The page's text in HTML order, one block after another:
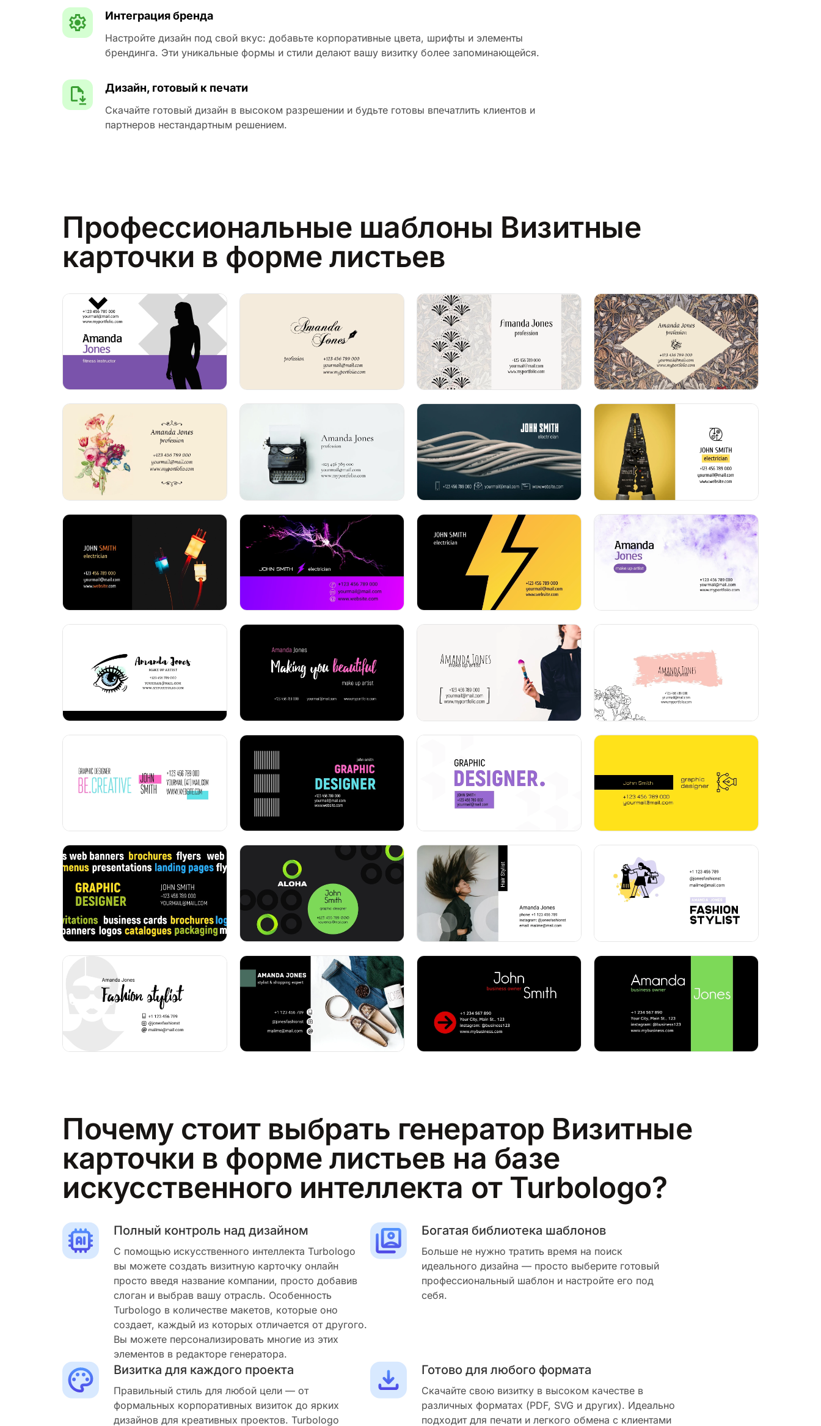
Интеграция бренда
Настройте дизайн под свой вкус: добавьте корпоративные цвета, шрифты и элементы
брендинга. Эти уникальные формы и стили делают вашу визитку более запоминающейся.
Дизайн, готовый к печати
Скачайте готовый дизайн в высоком разрешении и будьте готовы впечатлить клиентов и
партнеров нестандартным решением.
Профессиональные шаблоны Визитные
карточки в форме листьев
Почему стоит выбрать генератор Визитные
карточки в форме листьев на базе
искусственного интеллекта от Turbologo?
Полный контроль над дизайном
С помощью искусственного интеллекта Turbologo
вы можете создать визитную карточку онлайн
просто введя название компании, просто добавив
слоган и выбрав вашу отрасль. Особенность
Turbologo в количестве макетов, которые оно
создает, каждый из которых отличается от другого.
Вы можете персонализировать многие из этих
элементов в редакторе генератора.
Богатая библиотека шаблонов
Больше не нужно тратить время на поиск
идеального дизайна — просто выберите готовый
профессиональный шаблон и настройте его под
себя.
Визитка для каждого проекта
Правильный стиль для любой цели — от
формальных корпоративных визиток до ярких
дизайнов для креативных проектов. Turbologo
Готово для любого формата
Скачайте свою визитку в высоком качестве в
различных форматах (PDF, SVG и других). Идеально
подходит для печати и легкого обмена с клиентами